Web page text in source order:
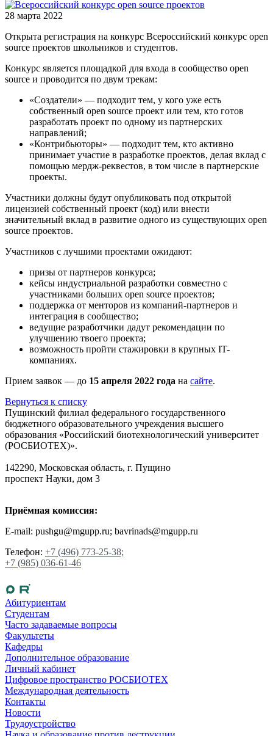
28 марта 2022
Открыта регистрация на конкурс Всероссийский конкурс open
source проектов школьников и студентов.
Конкурс является площадкой для входа в сообщество open
source и проводится по двум трекам:
«Создатели» — подходит тем, у кого уже есть
собственный open source проект или тем, кто готов
разработать проект по одному из партнерских
направлений;
«Контрибьюторы» — подходит тем, кто активно
принимает участие в разработке проектов, делая вклад с
помощью мердж-реквестов, в том числе в партнерские
проекты.
Участники должны будут опубликовать под открытой
лицензией собственный проект (код) или внести
значительный вклад в развитие одного из существующих open
source проектов.
Участников с лучшими проектами ожидают:
призы от партнеров конкурса;
кейсы индустриальной разработки совместно с
участниками больших open source проектов;
поддержка от менторов из компаний-партнеров и
интеграция в сообщество;
ведущие разработчики дадут рекомендации по
улучшению твоего проекта;
возможность пройти стажировки в крупных IT-
компаниях.
Прием заявок — до 15 апреля 2022 года на сайте.
Вернуться к списку
Пущинский филиал федерального государственного
бюджетного образовательного учреждения высшего
образования «Российский биотехнологический университет
(РОСБИОТЕХ)».
142290, Московская область, г. Пущино
проспект Науки, дом 3
Приёмная комиссия:
E-mail: pushgu@mgupp.ru; bavrinads@mgupp.ru
Телефон: +7 (496) 773-25-38;
+7 (985) 036-61-46
Абитуриентам
Студентам
Часто задаваемые вопросы
Факультеты
Кафедры
Дополнительное образование
Личный кабинет
Цифровое пространство РОСБИОТЕХ
Международная деятельность
Контакты
Новости
Трудоустройство